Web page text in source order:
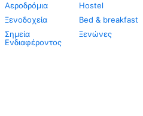
Αεροδρόμια
Ξενοδοχεία
Σημεία
Ενδιαφέροντος
Hostel
Bed & breakfast
Ξενώνες